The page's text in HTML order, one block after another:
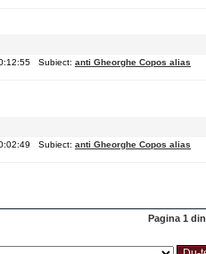
Subiect: anti Gheorghe Copos alias
Subiect: anti Gheorghe Copos alias
Pagina 1 din